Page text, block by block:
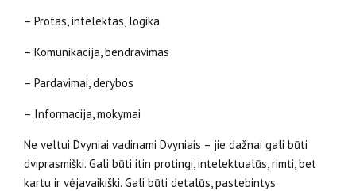
– Protas, intelektas, logika
– Komunikacija, bendravimas
– Pardavimai, derybos
– Informacija, mokymai
Ne veltui Dvyniai vadinami Dvyniais – jie dažnai gali būti
dviprasmiški. Gali būti itin protingi, intelektualūs, rimti, bet
kartu ir vėjavaikiški. Gali būti detalūs, pastebintys